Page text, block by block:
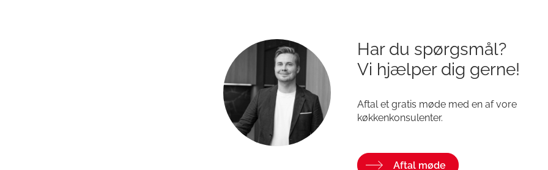
Har du spørgsmål?
Vi hjælper dig gerne!
Aftal et gratis møde med en af vore
køkkenkonsulenter.
Aftal møde